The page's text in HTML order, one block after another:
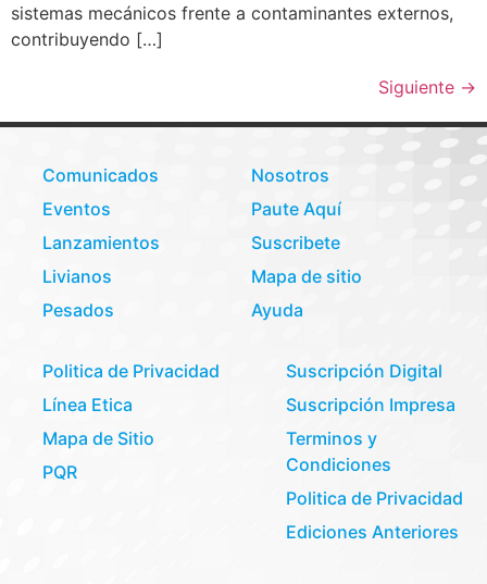
sistemas mecánicos frente a contaminantes externos,
contribuyendo […]
Siguiente →
Comunicados
Eventos
Lanzamientos
Livianos
Pesados
Nosotros
Paute Aquí
Suscribete
Mapa de sitio
Ayuda
Politica de Privacidad
Línea Etica
Mapa de Sitio
PQR
Suscripción Digital
Suscripción Impresa
Terminos y
Condiciones
Politica de Privacidad
Ediciones Anteriores